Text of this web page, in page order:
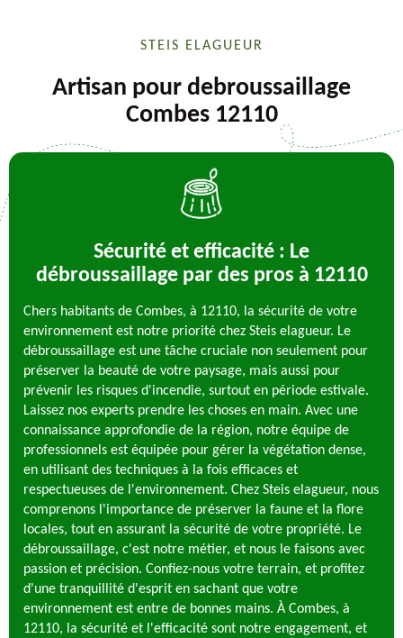
STEIS ELAGUEUR
Artisan pour debroussaillage
Combes 12110
Sécurité et efficacité : Le
débroussaillage par des pros à 12110
Chers habitants de Combes, à 12110, la sécurité de votre
environnement est notre priorité chez Steis elagueur. Le
débroussaillage est une tâche cruciale non seulement pour
préserver la beauté de votre paysage, mais aussi pour
prévenir les risques d'incendie, surtout en période estivale.
Laissez nos experts prendre les choses en main. Avec une
connaissance approfondie de la région, notre équipe de
professionnels est équipée pour gérer la végétation dense,
en utilisant des techniques à la fois efficaces et
respectueuses de l'environnement. Chez Steis elagueur, nous
comprenons l'importance de préserver la faune et la flore
locales, tout en assurant la sécurité de votre propriété. Le
débroussaillage, c'est notre métier, et nous le faisons avec
passion et précision. Confiez-nous votre terrain, et profitez
d'une tranquillité d'esprit en sachant que votre
environnement est entre de bonnes mains. À Combes, à
12110, la sécurité et l'efficacité sont notre engagement, et